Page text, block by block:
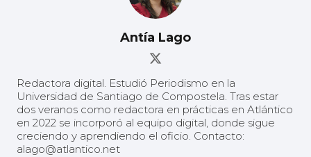
Antía Lago
Redactora digital. Estudió Periodismo en la
Universidad de Santiago de Compostela. Tras estar
dos veranos como redactora en prácticas en Atlántico
en 2022 se incorporó al equipo digital, donde sigue
creciendo y aprendiendo el oficio. Contacto:
alago@atlantico.net